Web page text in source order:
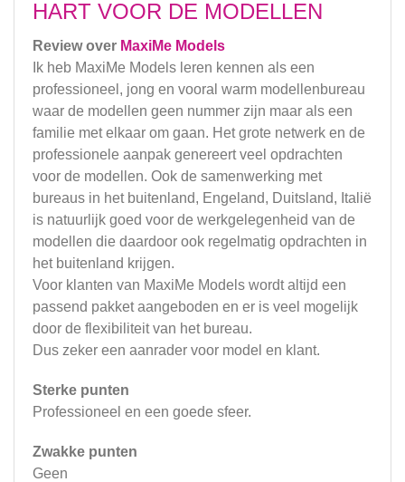
HART VOOR DE MODELLEN
Review over MaxiMe Models
Ik heb MaxiMe Models leren kennen als een
professioneel, jong en vooral warm modellenbureau
waar de modellen geen nummer zijn maar als een
familie met elkaar om gaan. Het grote netwerk en de
professionele aanpak genereert veel opdrachten
voor de modellen. Ook de samenwerking met
bureaus in het buitenland, Engeland, Duitsland, Italië
is natuurlijk goed voor de werkgelegenheid van de
modellen die daardoor ook regelmatig opdrachten in
het buitenland krijgen.
Voor klanten van MaxiMe Models wordt altijd een
passend pakket aangeboden en er is veel mogelijk
door de flexibiliteit van het bureau.
Dus zeker een aanrader voor model en klant.
Sterke punten
Professioneel en een goede sfeer.
Zwakke punten
Geen